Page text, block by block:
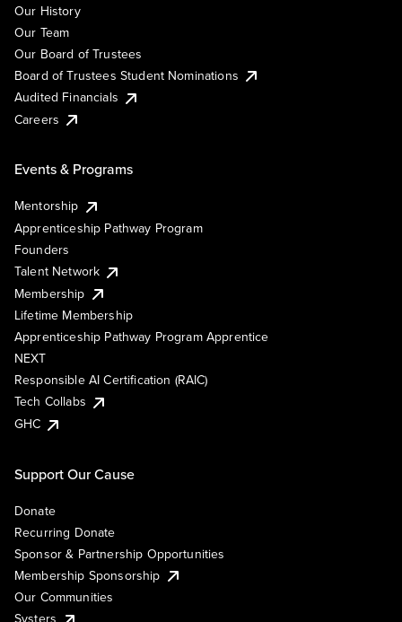
Our History
Our Team
Our Board of Trustees
Board of Trustees Student Nominations
Audited Financials
Careers
Events & Programs
Mentorship
Apprenticeship Pathway Program
Founders
Talent Network
Membership
Lifetime Membership
Apprenticeship Pathway Program Apprentice
NEXT
Responsible AI Certification (RAIC)
Tech Collabs
GHC
Support Our Cause
Donate
Recurring Donate
Sponsor & Partnership Opportunities
Membership Sponsorship
Our Communities